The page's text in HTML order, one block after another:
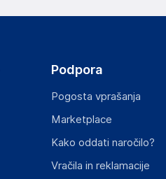
Podpora
Pogosta vprašanja
Marketplace
Kako oddati naročilo?
Vračila in reklamacije